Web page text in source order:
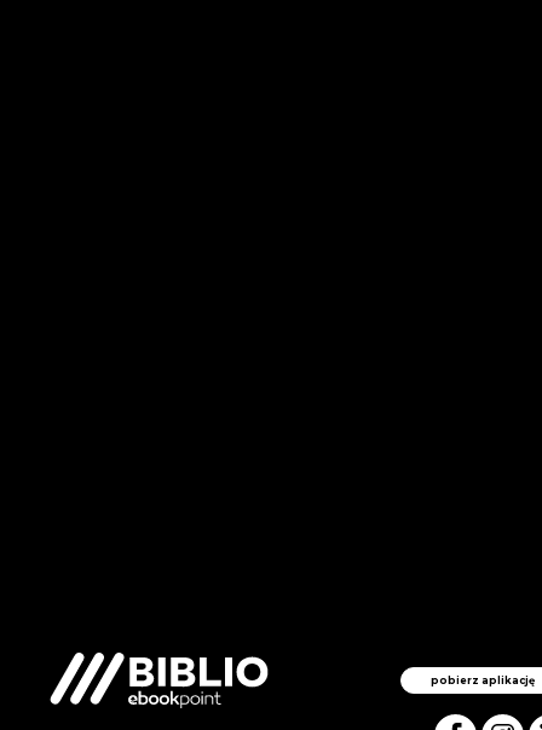
pobierz aplikację